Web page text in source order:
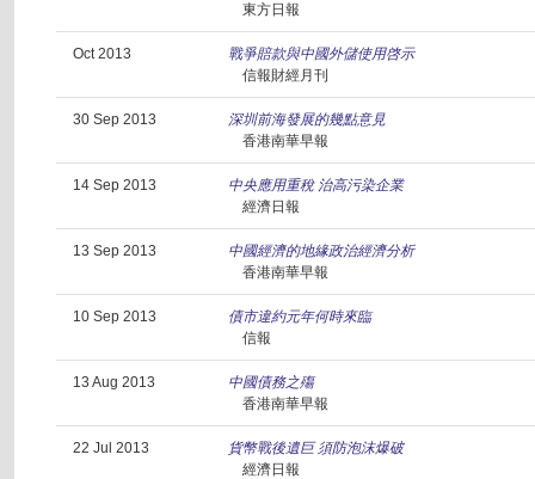
東方日報
Oct 2013
戰爭賠款與中國外儲使用啓示
信報財經月刊
30 Sep 2013
深圳前海發展的幾點意見
香港南華早報
14 Sep 2013
中央應用重稅 治高污染企業
經濟日報
13 Sep 2013
中國經濟的地緣政治經濟分析
香港南華早報
10 Sep 2013
債市違約元年何時來臨
信報
13 Aug 2013
中國債務之殤
香港南華早報
22 Jul 2013
貨幣戰後遺巨 須防泡沫爆破
經濟日報